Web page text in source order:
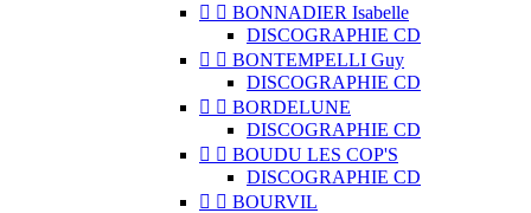
  BONNADIER Isabelle
DISCOGRAPHIE CD
  BONTEMPELLI Guy
DISCOGRAPHIE CD
  BORDELUNE
DISCOGRAPHIE CD
  BOUDU LES COP'S
DISCOGRAPHIE CD
  BOURVIL